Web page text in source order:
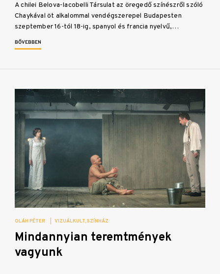
A chilei Belova-Iacobelli Társulat az öregedő színészről szóló
Chaykával öt alkalommal vendégszerepel Budapesten
szeptember 16-tól 18-ig, spanyol és francia nyelvű,…
BŐVEBBEN
OLÁH PÉTER VIZUÁLKULT SZÍNHÁZ
Mindannyian teremtmények
vagyunk